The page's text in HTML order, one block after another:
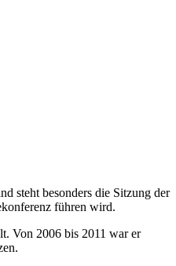
steht besonders die Sitzung der
führen wird.
Von 2006 bis 2011 war er